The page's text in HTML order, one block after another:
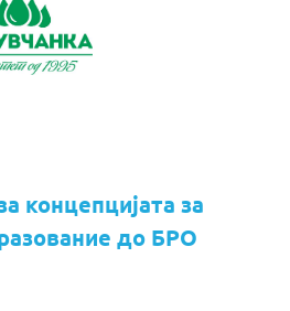
концепцијата за
до БРО